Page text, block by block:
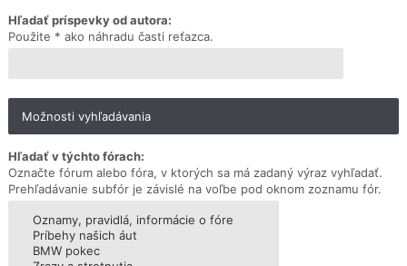
Hľadať príspevky od autora:
Použite * ako náhradu časti reťazca.
Možnosti vyhľadávania
Hľadať v týchto fórach:
Označte fórum alebo fóra, v ktorých sa má zadaný výraz vyhľadať.
Prehľadávanie subfór je závislé na voľbe pod oknom zoznamu fór.